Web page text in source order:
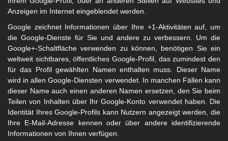
Anzeigen im Internet eingeblendet werden.
Google zeichnet Informationen über Ihre +1-Aktivitäten auf, um
die Google-Dienste für Sie und andere zu verbessern. Um die
Google+-Schaltfläche verwenden zu können, benötigen Sie ein
weltweit sichtbares, öffentliches Google-Profil, das zumindest den
für das Profil gewählten Namen enthalten muss. Dieser Name
wird in allen Google-Diensten verwendet. In manchen Fällen kann
dieser Name auch einen anderen Namen ersetzen, den Sie beim
Teilen von Inhalten über Ihr Google-Konto verwendet haben. Die
Identität Ihres Google-Profils kann Nutzern angezeigt werden, die
Ihre E-Mail-Adresse kennen oder über andere identifizierende
Informationen von Ihnen verfügen.